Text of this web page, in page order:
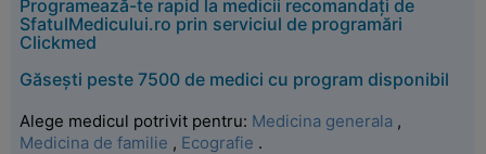
Programează-te rapid la medicii recomandați de
SfatulMedicului.ro prin serviciul de programări
Clickmed
Găsești peste 7500 de medici cu program disponibil
Alege medicul potrivit pentru: Medicina generala ,
Medicina de familie , Ecografie .